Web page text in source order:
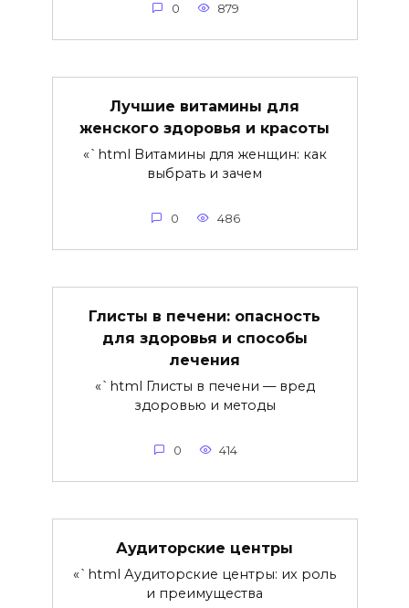
0 879
Лучшие витамины для
женского здоровья и красоты
«`html Витамины для женщин: как
выбрать и зачем
0 486
Глисты в печени: опасность
для здоровья и способы
лечения
«`html Глисты в печени — вред
здоровью и методы
0 414
Аудиторские центры
«`html Аудиторские центры: их роль
и преимущества